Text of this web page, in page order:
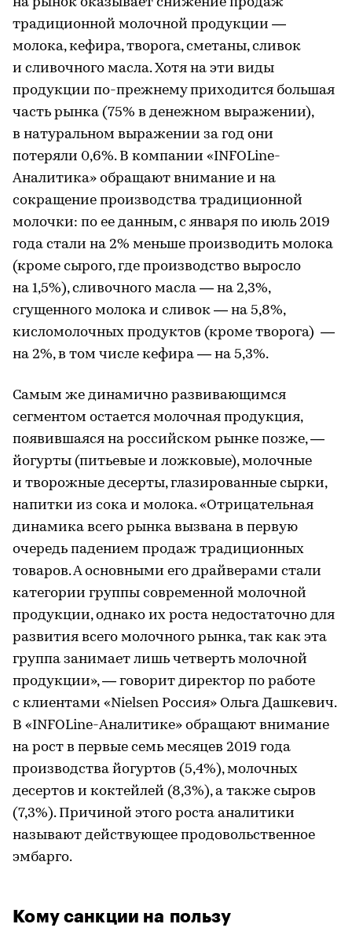
традиционной молочной продукции —
молока, кефира, творога, сметаны, сливок
и сливочного масла. Хотя на эти виды
продукции по-прежнему приходится большая
часть рынка (75% в денежном выражении),
в натуральном выражении за год они
потеряли 0,6%. В компании «INFOLine-
Аналитика» обращают внимание и на
сокращение производства традиционной
молочки: по ее данным, с января по июль 2019
года стали на 2% меньше производить молока
(кроме сырого, где производство выросло
на 1,5%), сливочного масла — на 2,3%,
сгущенного молока и сливок — на 5,8%,
кисломолочных продуктов (кроме творога) —
на 2%, в том числе кефира — на 5,3%.
Самым же динамично развивающимся
сегментом остается молочная продукция,
появившаяся на российском рынке позже, —
йогурты (питьевые и ложковые), молочные
и творожные десерты, глазированные сырки,
напитки из сока и молока. «Отрицательная
динамика всего рынка вызвана в первую
очередь падением продаж традиционных
товаров. А основными его драйверами стали
категории группы современной молочной
продукции, однако их роста недостаточно для
развития всего молочного рынка, так как эта
группа занимает лишь четверть молочной
продукции», — говорит директор по работе
с клиентами «Nielsen Россия» Ольга Дашкевич.
В «INFOLine-Аналитике» обращают внимание
на рост в первые семь месяцев 2019 года
производства йогуртов (5,4%), молочных
десертов и коктейлей (8,3%), а также сыров
(7,3%). Причиной этого роста аналитики
называют действующее продовольственное
эмбарго.
Кому санкции на пользу